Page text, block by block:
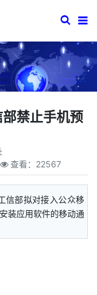
禁止手机预
查看： 22567
信部拟对接入公众移
装应用软件的移动通